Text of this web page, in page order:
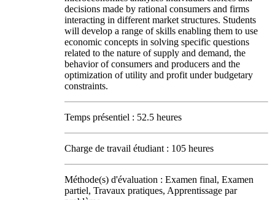
decisions made by rational consumers and firms
interacting in different market structures. Students
will develop a range of skills enabling them to use
economic concepts in solving specific questions
related to the nature of supply and demand, the
behavior of consumers and producers and the
optimization of utility and profit under budgetary
constraints.
Temps présentiel : 52.5 heures
Charge de travail étudiant : 105 heures
Méthode(s) d'évaluation : Examen final, Examen
partiel, Travaux pratiques, Apprentissage par